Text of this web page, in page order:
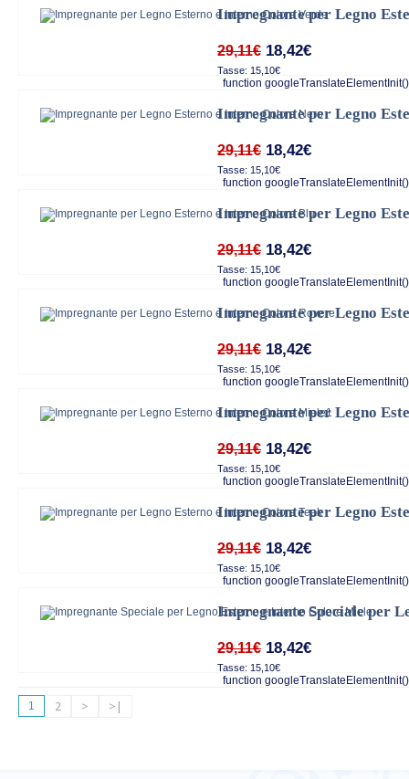
29,11€ 18,42€
Tasse: 15,10€
Impregnante per Legno
function
29,11€ 18,42€
Tasse: 15,10€
Impregnante per Legno
function
29,11€ 18,42€
Tasse: 15,10€
Impregnante per Legno
function
29,11€ 18,42€
Tasse: 15,10€
Impregnante per Legno
function
29,11€ 18,42€
Tasse: 15,10€
Impregnante per Legno
function
29,11€ 18,42€
Tasse: 15,10€
Impregnante per Legno
function
29,11€ 18,42€
Tasse: 15,10€
Impregnante Speciale per
function
1
2 > >|